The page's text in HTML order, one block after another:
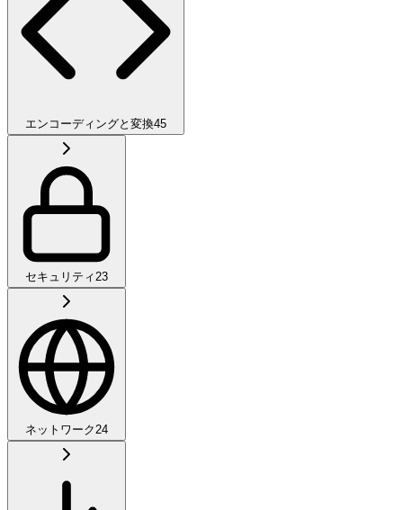
エンコーディングと変換45
セキュリティ23
ネットワーク24